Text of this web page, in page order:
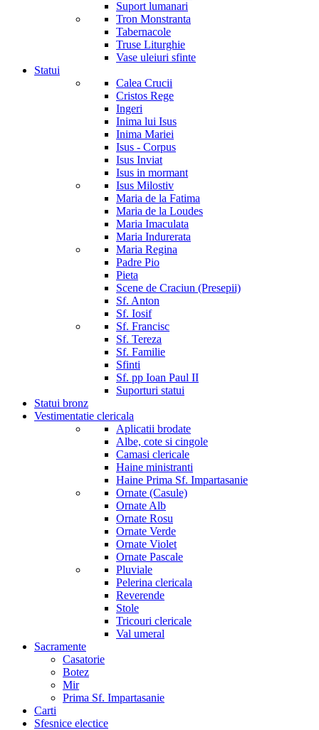
Suport lumanari
Tron Monstranta
Tabernacole
Truse Liturghie
Vase uleiuri sfinte
Statui
Calea Crucii
Cristos Rege
Ingeri
Inima lui Isus
Inima Mariei
Isus - Corpus
Isus Inviat
Isus in mormant
Isus Milostiv
Maria de la Fatima
Maria de la Loudes
Maria Imaculata
Maria Indurerata
Maria Regina
Padre Pio
Pieta
Scene de Craciun (Presepii)
Sf. Anton
Sf. Iosif
Sf. Francisc
Sf. Tereza
Sf. Familie
Sfinti
Sf. pp Ioan Paul II
Suporturi statui
Statui bronz
Vestimentatie clericala
Aplicatii brodate
Albe, cote si cingole
Camasi clericale
Haine ministranti
Haine Prima Sf. Impartasanie
Ornate (Casule)
Ornate Alb
Ornate Rosu
Ornate Verde
Ornate Violet
Ornate Pascale
Pluviale
Pelerina clericala
Reverende
Stole
Tricouri clericale
Val umeral
Sacramente
Casatorie
Botez
Mir
Prima Sf. Impartasanie
Carti
Sfesnice electice